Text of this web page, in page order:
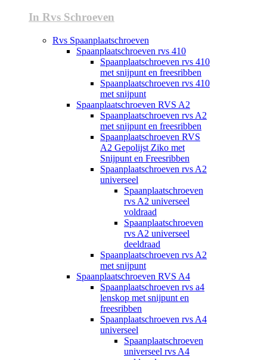
In Rvs Schroeven
Rvs Spaanplaatschroeven
Spaanplaatschroeven rvs 410
Spaanplaatschroeven rvs 410
met snijpunt en freesribben
Spaanplaatschroeven rvs 410
met snijpunt
Spaanplaatschroeven RVS A2
Spaanplaatschroeven rvs A2
met snijpunt en freesribben
Spaanplaatschroeven RVS
A2 Gepolijst Ziko met
Snijpunt en Freesribben
Spaanplaatschroeven rvs A2
universeel
Spaanplaatschroeven
rvs A2 universeel
voldraad
Spaanplaatschroeven
rvs A2 universeel
deeldraad
Spaanplaatschroeven rvs A2
met snijpunt
Spaanplaatschroeven RVS A4
Spaanplaatschroeven rvs a4
lenskop met snijpunt en
freesribben
Spaanplaatschroeven rvs A4
universeel
Spaanplaatschroeven
universeel rvs A4